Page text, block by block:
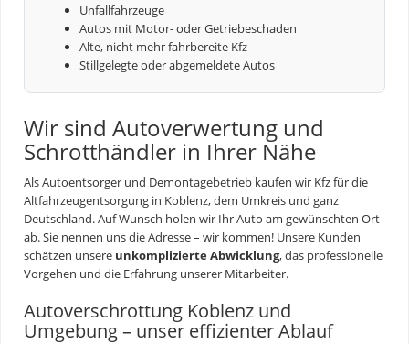
Unfallfahrzeuge
Autos mit Motor- oder Getriebeschaden
Alte, nicht mehr fahrbereite Kfz
Stillgelegte oder abgemeldete Autos
Wir sind Autoverwertung und
Schrotthändler in Ihrer Nähe
Als Autoentsorger und Demontagebetrieb kaufen wir Kfz für die
Altfahrzeugentsorgung in Koblenz, dem Umkreis und ganz
Deutschland. Auf Wunsch holen wir Ihr Auto am gewünschten Ort
ab. Sie nennen uns die Adresse – wir kommen! Unsere Kunden
schätzen unsere unkomplizierte Abwicklung, das professionelle
Vorgehen und die Erfahrung unserer Mitarbeiter.
Autoverschrottung Koblenz und
Umgebung – unser effizienter Ablauf